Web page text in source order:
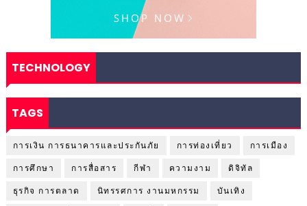
TECHNOLOGY
TAGS
การเงิน การธนาคารและประกันภัย การท่องเที่ยว
การเมือง
การศึกษา
การสื่อสาร กีฬา ความงาม
ดิจิทัล
ธุรกิจ การตลาด
นิทรรศการ งานมหกรรม
บันเทิง